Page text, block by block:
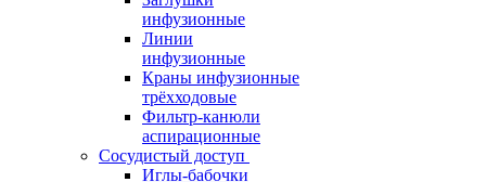
инфузионные
Линии
инфузионные
Краны инфузионные
трёхходовые
Фильтр-канюли
аспирационные
Сосудистый доступ
Иглы-бабочки